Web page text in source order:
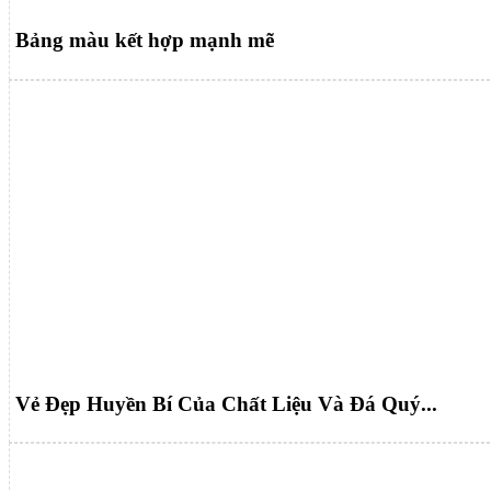
Bảng màu kết hợp mạnh mẽ
Vẻ Đẹp Huyền Bí Của Chất Liệu Và Đá Quý...